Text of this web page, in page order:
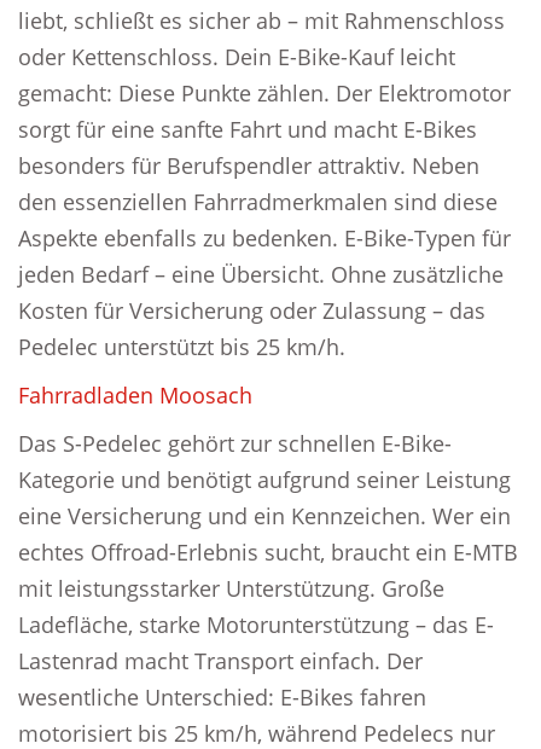
liebt, schließt es sicher ab – mit Rahmenschloss
oder Kettenschloss. Dein E-Bike-Kauf leicht
gemacht: Diese Punkte zählen. Der Elektromotor
sorgt für eine sanfte Fahrt und macht E-Bikes
besonders für Berufspendler attraktiv. Neben
den essenziellen Fahrradmerkmalen sind diese
Aspekte ebenfalls zu bedenken. E-Bike-Typen für
jeden Bedarf – eine Übersicht. Ohne zusätzliche
Kosten für Versicherung oder Zulassung – das
Pedelec unterstützt bis 25 km/h.
Fahrradladen Moosach
Das S-Pedelec gehört zur schnellen E-Bike-
Kategorie und benötigt aufgrund seiner Leistung
eine Versicherung und ein Kennzeichen. Wer ein
echtes Offroad-Erlebnis sucht, braucht ein E-MTB
mit leistungsstarker Unterstützung. Große
Ladefläche, starke Motorunterstützung – das E-
Lastenrad macht Transport einfach. Der
wesentliche Unterschied: E-Bikes fahren
motorisiert bis 25 km/h, während Pedelecs nur